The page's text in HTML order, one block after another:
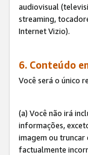
audiovisual
streaming,
Internet Vizio).
6. Conteúdo
Você será o único
(a) Você não irá
informações,
imagem ou
factualmente